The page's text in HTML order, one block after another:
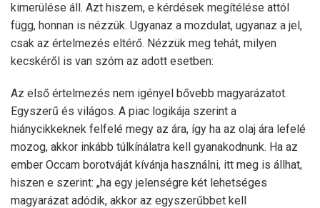
kimerülése áll. Azt hiszem, e kérdések megítélése attól
függ, honnan is nézzük. Ugyanaz a mozdulat, ugyanaz a jel,
csak az értelmezés eltérő. Nézzük meg tehát, milyen
kecskéről is van szóm az adott esetben:
Az első értelmezés nem igényel bővebb magyarázatot.
Egyszerű és világos. A piac logikája szerint a
hiánycikkeknek felfelé megy az ára, így ha az olaj ára lefelé
mozog, akkor inkább túlkínálatra kell gyanakodnunk. Ha az
ember Occam borotváját kívánja használni, itt meg is állhat,
hiszen e szerint: „ha egy jelenségre két lehetséges
magyarázat adódik, akkor az egyszerűbbet kell